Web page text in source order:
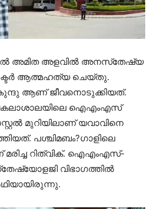
അമിത അളവില്‍ അനസ്‌തേഷ്യ
ആത്മഹത്യ ചെയ്തു.
കുന്ദു ആണ് ജീവനൊടുക്കിയത്.
ഐഎംഎസ്
മുറിയിലാണ് യവാവിനെ
പശ്ചിമബം?ഗാളിലെ
റിത്വിക്. ഐഎംഎസ്-
വിഭാഗത്തില്‍